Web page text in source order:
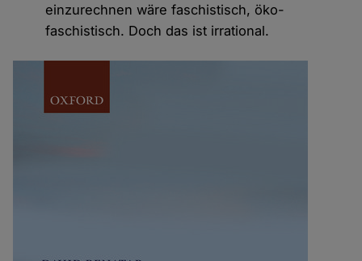
einzurechnen wäre faschistisch, öko-
faschistisch. Doch das ist irrational.